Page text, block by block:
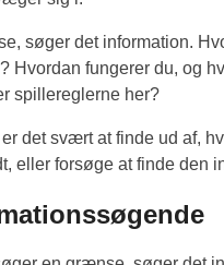
søger det information.
Hvordan fungerer du, og
spillereglerne her?
det svært at finde ud af,
eller forsøge at finde den